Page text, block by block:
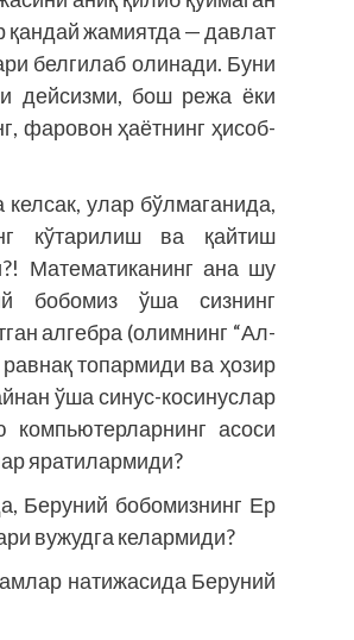
қандай жамиятда — давлат
белгилаб олинади. Буни
дейсизми, бош режа ёки
фаровон ҳаётнинг ҳисоб-
келсак, улар бўлмаганида,
кўтарилиш ва қайтиш
Математиканинг ана шу
бобомиз ўша сизнинг
алгебра (олимнинг “Ал-
топармиди ва ҳозир
ўша синус-косинуслар
асоси
яратилармиди?
Беруний бобомизнинг Ер
вужудга келармиди?
натижасида Беруний